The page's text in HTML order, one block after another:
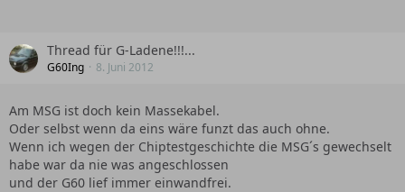
Thread für G-Ladene!!!...
G60Ing 8. Juni 2012
Am MSG ist doch kein Massekabel.
Oder selbst wenn da eins wäre funzt das auch ohne.
Wenn ich wegen der Chiptestgeschichte die MSG´s gewechselt
habe war da nie was angeschlossen
und der G60 lief immer einwandfrei.